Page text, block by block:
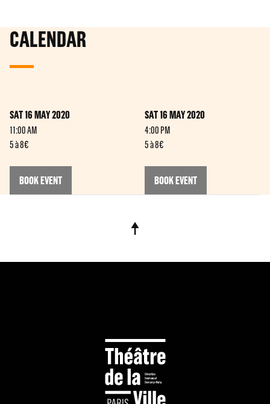
CALENDAR
SAT 16 MAY 2020
11:00 AM
5 à 8€
BOOK EVENT
SAT 16 MAY 2020
4:00 PM
5 à 8€
BOOK EVENT